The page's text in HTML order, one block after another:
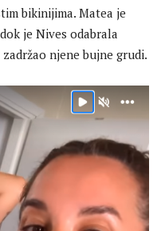
bikinijima. Matea je
je Nives odabrala
njene bujne grudi.